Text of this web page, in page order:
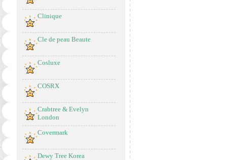
Clinique
Cle de peau Beaute
Cosluxe
COSRX
Crabtree & Evelyn
London
Covermark
Dewy Tree Korea